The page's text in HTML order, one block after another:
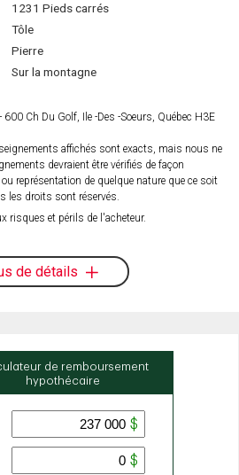
1231 Pieds carrés
Tôle
Pierre
Sur la montagne
Ch Du Golf, Ile -Des -Soeurs, Québec H3E
affichés sont exacts, mais nous ne
devraient être vérifiés de façon
représentation de quelque nature que ce soit
les droits sont réservés.
risques et périls de l'acheteur.
de détails